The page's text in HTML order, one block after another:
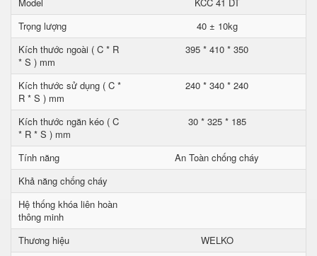
Trọng lượng
40 ± 10kg
Kích thước ngoài ( C * R
* S ) mm
395 * 410 * 350
Kích thước sử dụng ( C *
R * S ) mm
240 * 340 * 240
Kích thước ngăn kéo ( C
* R * S ) mm
30 * 325 * 185
Tính năng
An Toàn chống cháy
Khả năng chống cháy
Hệ thống khóa liên hoàn
thông minh
Thương hiệu
WELKO